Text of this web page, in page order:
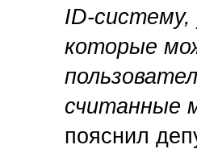
ID-систему,
которые
считанные
пояснил